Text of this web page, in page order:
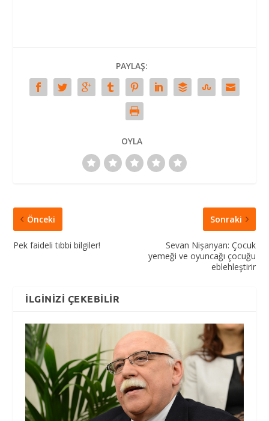
PAYLAŞ:
OYLA
Önceki
Pek faideli tıbbi bilgiler!
Sonraki
Sevan Nişanyan: Çocuk
yemeği ve oyuncağı çocuğu
eblehleştirir
İLGINIZI ÇEKEBILIR